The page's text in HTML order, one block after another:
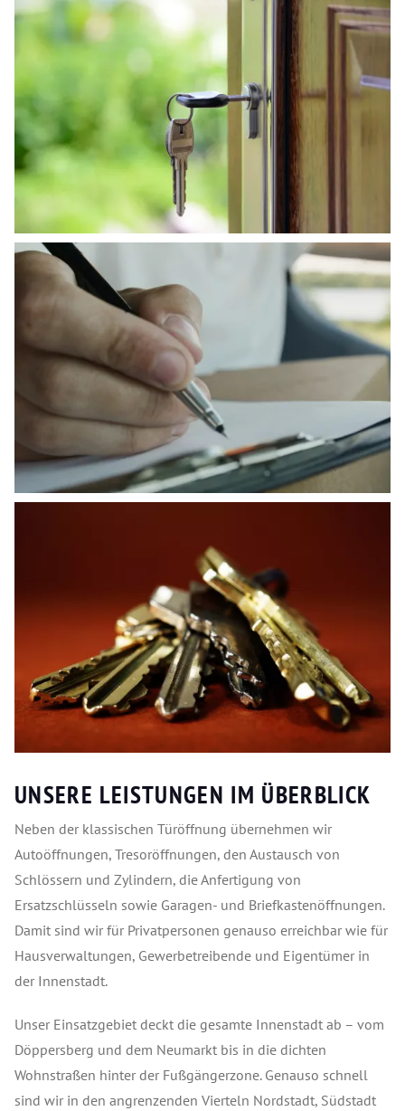
UNSERE LEISTUNGEN IM ÜBERBLICK
Neben der klassischen Türöffnung übernehmen wir
Autoöffnungen, Tresoröffnungen, den Austausch von
Schlössern und Zylindern, die Anfertigung von
Ersatzschlüsseln sowie Garagen- und Briefkastenöffnungen.
Damit sind wir für Privatpersonen genauso erreichbar wie für
Hausverwaltungen, Gewerbetreibende und Eigentümer in
der Innenstadt.
Unser Einsatzgebiet deckt die gesamte Innenstadt ab – vom
Döppersberg und dem Neumarkt bis in die dichten
Wohnstraßen hinter der Fußgängerzone. Genauso schnell
sind wir in den angrenzenden Vierteln Nordstadt, Südstadt